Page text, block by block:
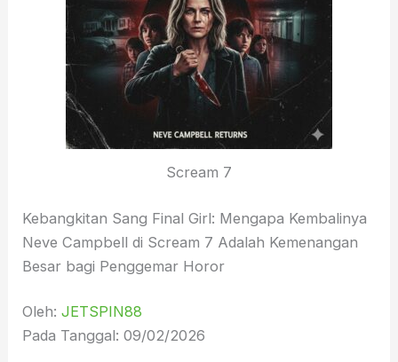
Scream 7
Kebangkitan Sang Final Girl: Mengapa Kembalinya
Neve Campbell di Scream 7 Adalah Kemenangan
Besar bagi Penggemar Horor
Oleh:JETSPIN88
Pada Tanggal: 09/02/2026